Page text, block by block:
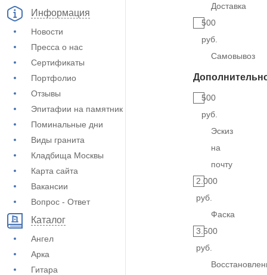
Информация
Новости
Пресса о нас
Сертификаты
Портфолио
Отзывы
Эпитафии на памятник
Поминальные дни
Виды гранита
Кладбища Москвы
Карта сайта
Вакансии
Вопрос - Ответ
Каталог
Ангел
Арка
Гитара
Доставка
500
руб.
Самовывоз
500
руб.
Эскиз
на
почту
2.000
руб.
Фаска
3.500
руб.